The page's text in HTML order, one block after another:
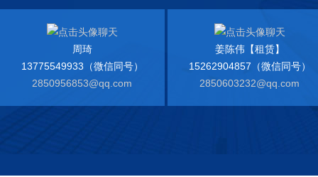
周琦
13775549933（微信同号）
2850956853@qq.com
姜陈伟【租赁】
15262904857（微信同号）
2850603232@qq.com